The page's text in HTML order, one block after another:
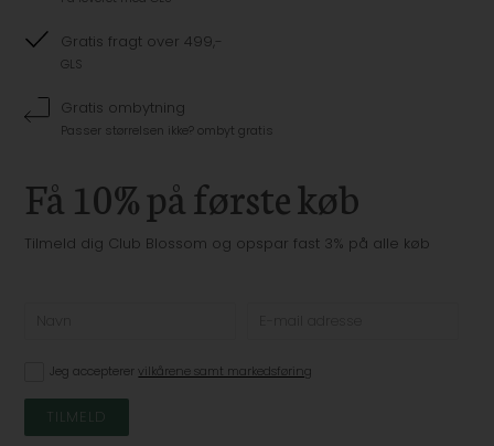
Gratis fragt over 499,-
GLS
Gratis ombytning
Passer størrelsen ikke? ombyt gratis
Få 10% på første køb
Tilmeld dig Club Blossom og opspar fast 3% på alle køb
Jeg accepterervilkårene samt markedsføring